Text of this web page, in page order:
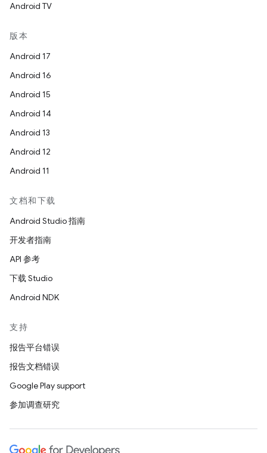
Android TV
版本
Android 17
Android 16
Android 15
Android 14
Android 13
Android 12
Android 11
文档和下载
Android Studio 指南
开发者指南
API 参考
下载 Studio
Android NDK
支持
报告平台错误
报告文档错误
Google Play support
参加调查研究